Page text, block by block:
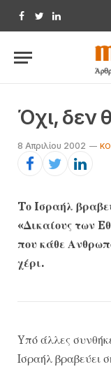
Facebook
TwitterLinkedIn
Όχι, δεν
8 Απριλίου 2002
Tο Iσραήλ
«Δικαίους των
που κάθε
χέρι.
Yπό άλλες
Iσραήλ βραβεύει